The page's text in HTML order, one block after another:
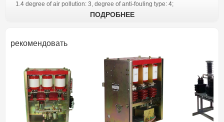
1.4 degree of air pollution: 3, degree of anti-fouling type: 4;
1.5 The installation site must be free from fire, explosion, chemical
The main technical parameter
thing unit of
measurement
parameter
ПОДРОБНЕЕ
рекомендовать